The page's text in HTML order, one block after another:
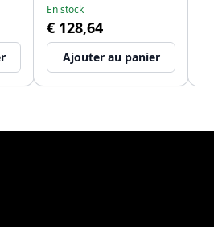
déchets 2 x 20 litres
1208957463
En stock
€ 128,64
Ajouter au panier